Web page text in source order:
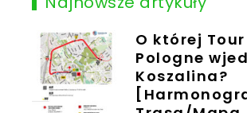
O której
Pologne
Koszalina?